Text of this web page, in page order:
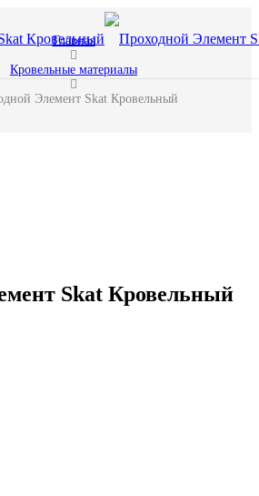
Главная
Кровельные материалы
Элемент Skat Кровельный
Skat Кровельный